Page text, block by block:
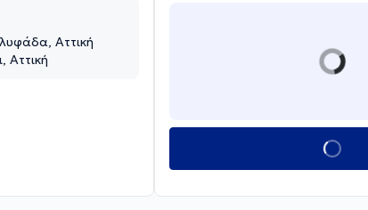
Αττική
Αττική